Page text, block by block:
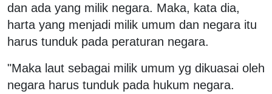
dan ada yang milik negara. Maka, kata dia,
harta yang menjadi milik umum dan negara itu
harus tunduk pada peraturan negara.
"Maka laut sebagai milik umum yg dikuasai oleh
negara harus tunduk pada hukum negara.